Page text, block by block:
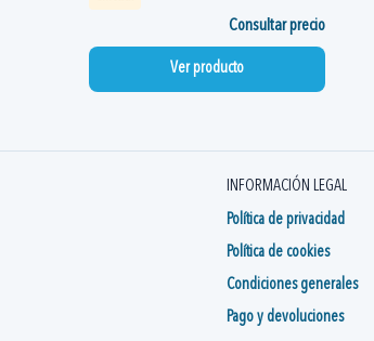
Consultar precio
Ver producto
INFORMACIÓN LEGAL
Política de privacidad
Política de cookies
Condiciones generales
Pago y devoluciones